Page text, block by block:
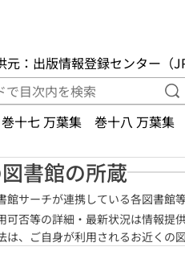
元：出版情報登録センター（
十七 万葉集 巻十八 万葉集
書館の所蔵
館サーチが連携している各図書館
可否等の詳細・最新状況は情報提
は、ご自身が利用されるお近くの